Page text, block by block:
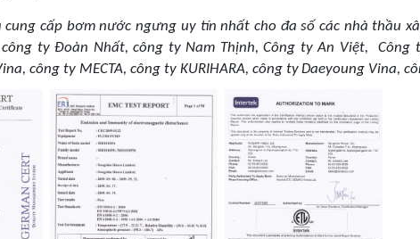
cấp bơm nước ngưng uy tín nhất cho đa số các nhà thầu
ty Đoàn Nhất, công ty Nam Thịnh, Công ty An Việt, Công
công ty MECTA, công ty KURIHARA, công tyDaeyoung Vina,